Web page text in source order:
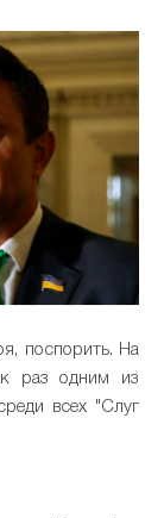
поспорить. На
раз одним из
всех "Слуг